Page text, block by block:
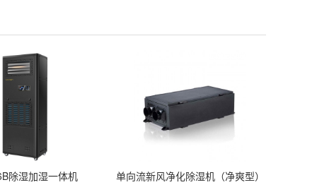
除湿加湿一体机 单向流新风净化除湿机（净爽型）